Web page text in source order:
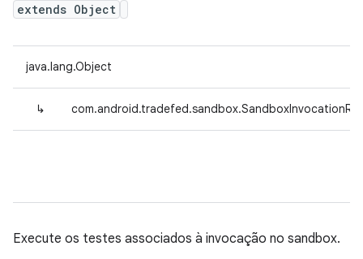
extends Object
java.lang.Object
↳
Execute os testes associados à invocação no sandbox.